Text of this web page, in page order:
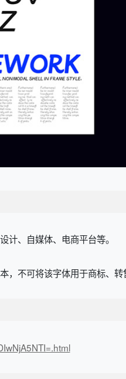
计、自媒体、电商平台等。
，不可将该字体用于商标、